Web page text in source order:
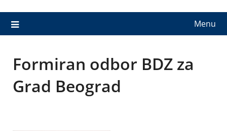
Menu
Formiran odbor BDZ za
Grad Beograd